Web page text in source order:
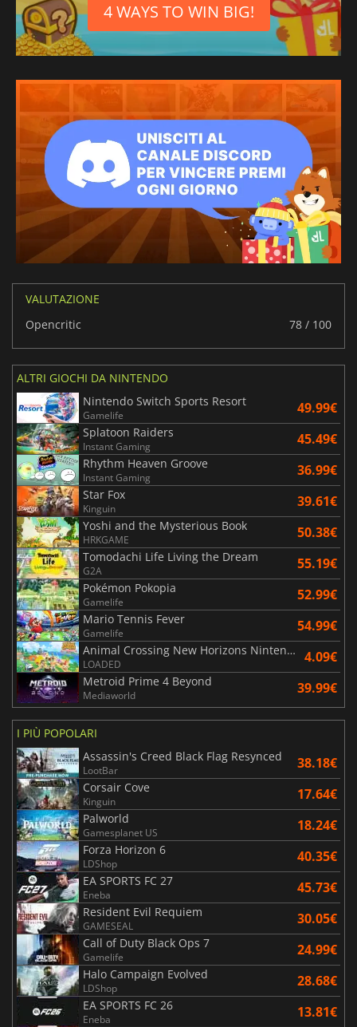
4 WAYS TO WIN BIG!
VALUTAZIONE
Opencritic
78 / 100
ALTRI GIOCHI DA NINTENDO
Nintendo Switch Sports Resort
Gamelife 49.99€
Splatoon Raiders
Instant Gaming 45.49€
Rhythm Heaven Groove
Instant Gaming 36.99€
Star Fox
Kinguin 39.61€
Yoshi and the Mysterious Book
HRKGAME 50.38€
Tomodachi Life Living the Dream
G2A 55.19€
Pokémon Pokopia
Gamelife 52.99€
Mario Tennis Fever
Gamelife 54.99€
Animal Crossing New Horizons Nintendo Switch 2 Edition Upgrade Pack
LOADED 4.09€
Metroid Prime 4 Beyond
Mediaworld 39.99€
I PIÙ POPOLARI
Assassin's Creed Black Flag Resynced
LootBar 38.18€
Corsair Cove
Kinguin 17.64€
Palworld
Gamesplanet US 18.24€
Forza Horizon 6
LDShop 40.35€
EA SPORTS FC 27
Eneba 45.73€
Resident Evil Requiem
GAMESEAL 30.05€
Call of Duty Black Ops 7
Gamelife 24.99€
Halo Campaign Evolved
LDShop 28.68€
EA SPORTS FC 26
Eneba 13.81€